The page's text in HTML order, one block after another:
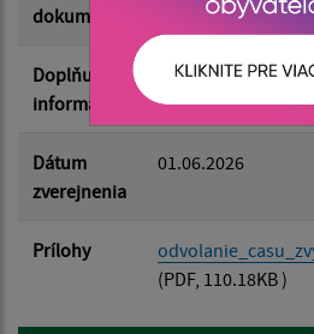
dokumentu
Doplňujúce
informácie
Dátum
zverejnenia
01.06.2026
Prílohy
(PDF, 110.18KB )